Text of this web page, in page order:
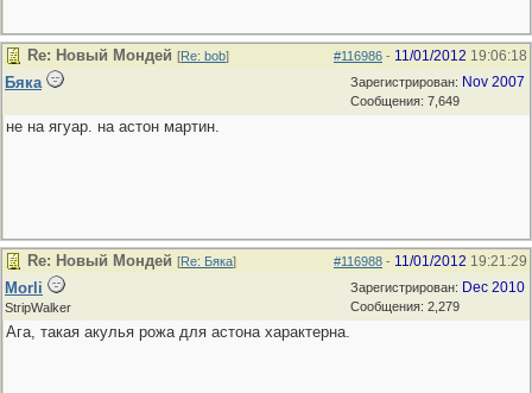
#116986 - 11/01/2012 19:06:18
Re: Новый Мондей [Re: bob]
Зарегистрирован: Nov 2007
Сообщения: 7,649
Бяка
не на ягуар. на астон мартин.
#116988 - 11/01/2012 19:21:29
Re: Новый Мондей [Re: Бяка]
Зарегистрирован: Dec 2010
Сообщения: 2,279
Morli
StripWalker
Ага, такая акулья рожа для астона характерна.